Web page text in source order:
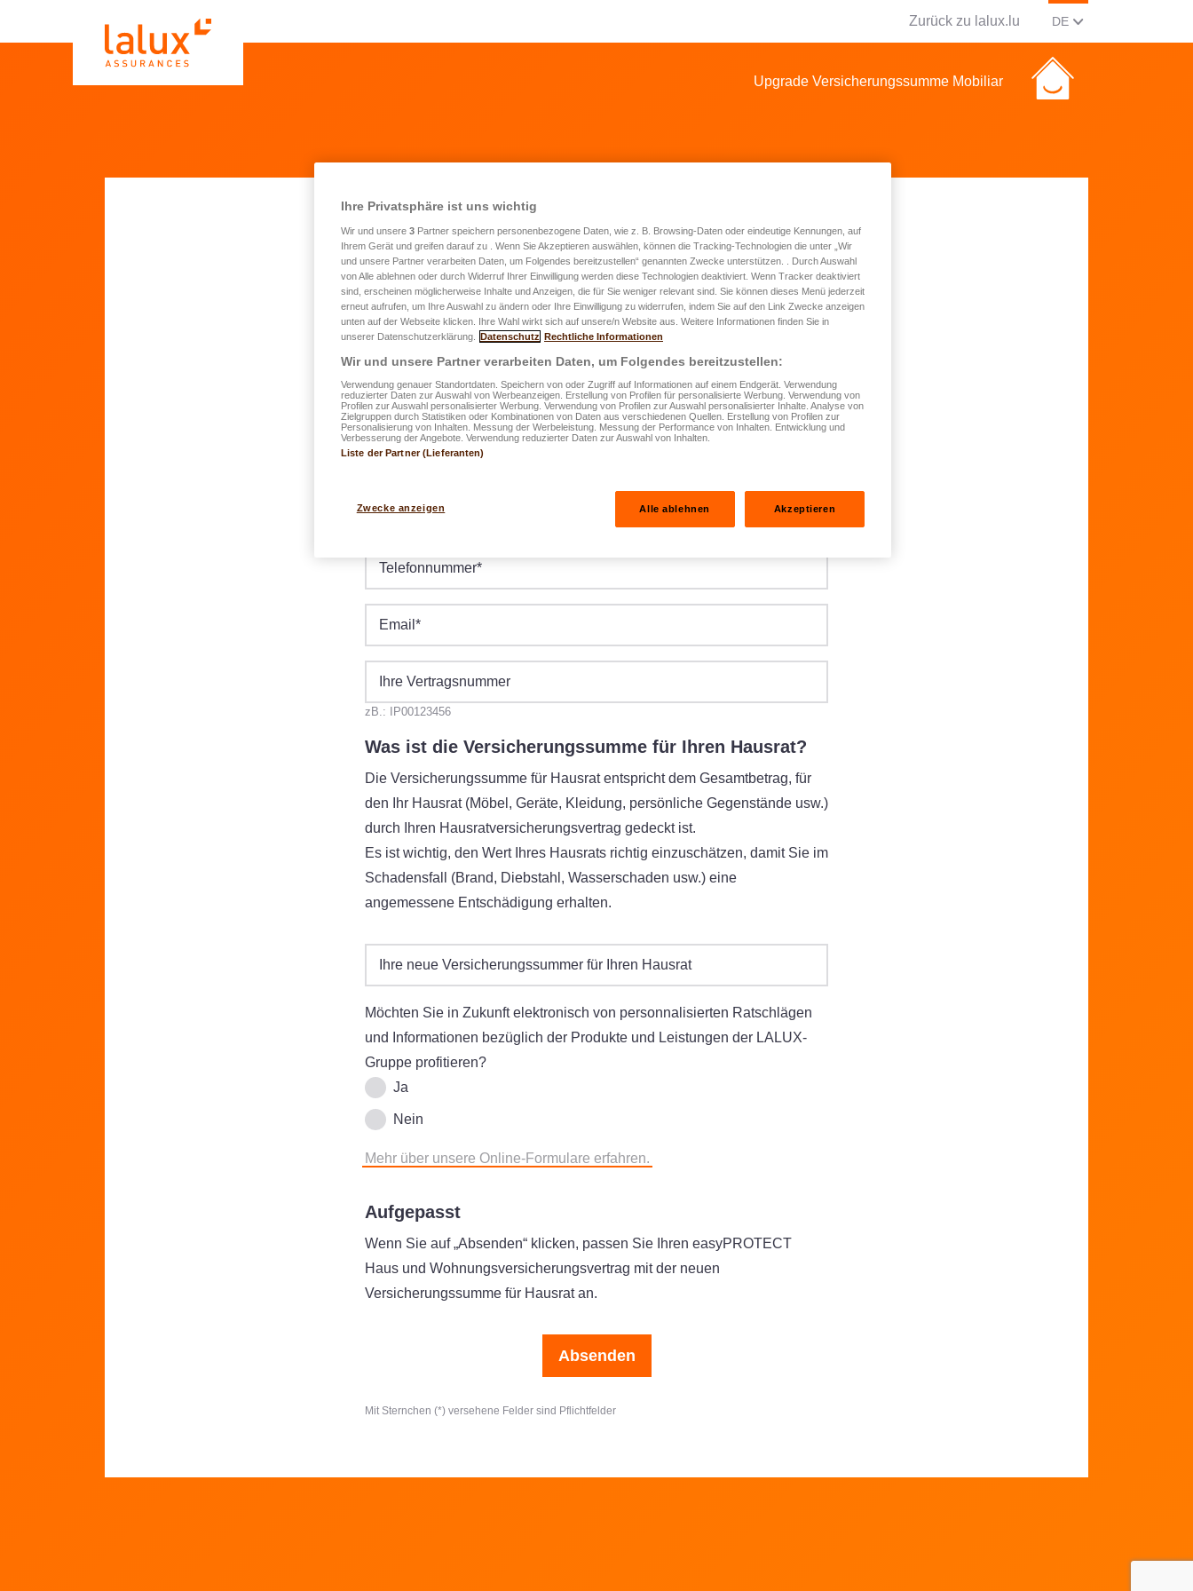
Zurück zu lalux.lu AKTUELLE SPRACHE
DE(DEUTSCH)
Upgrade Versicherungssumme Mobiliar
Aktualisierungsantrag für die
Versicherungssumme „Hausrat“
Vorname* Name
Straße/Nr.*
PLZ*
Geburtsdatum
Telefonnummer*
Email *
Ihre Vertragsnummer
zB.: IP00123456
Was ist die Versicherungssumme für Ihren Hausrat?
Die Versicherungssumme für Hausrat entspricht dem Gesamtbetrag, für
den Ihr Hausrat (Möbel, Geräte, Kleidung, persönliche Gegenstände usw.)
durch Ihren Hausratversicherungsvertrag gedeckt ist.
Es ist wichtig, den Wert Ihres Hausrats richtig einzuschätzen, damit Sie im
Schadensfall (Brand, Diebstahl, Wasserschaden usw.) eine
angemessene Entschädigung erhalten.
Ihre neue Versicherungssummer für Ihren Hausrat
Möchten Sie in Zukunft elektronisch von personnalisierten Ratschlägen
und Informationen bezüglich der Produkte und Leistungen der LALUX-
Gruppe profitieren?
Ja
Nein
Mehr über unsere Online-Formulare erfahren.
Aufgepasst
Wenn Sie auf „Absenden“ klicken, passen Sie Ihren easyPROTECT
Haus und Wohnungsversicherungsvertrag mit der neuen
Versicherungssumme für Hausrat an.
Absenden
Mit Sternchen (*) versehene Felder sind Pflichtfelder
Ihre Privatsphäre ist uns wichtig
Wir und unsere 3 Partner speichern personenbezogene Daten, wie z. B. Browsing-Daten oder eindeutige Kennungen, auf
Ihrem Gerät und greifen darauf zu . Wenn Sie Akzeptieren auswählen, können die Tracking-Technologien die unter „Wir
und unsere Partner verarbeiten Daten, um Folgendes bereitzustellen“ genannten Zwecke unterstützen. . Durch Auswahl
von Alle ablehnen oder durch Widerruf Ihrer Einwilligung werden diese Technologien deaktiviert. Wenn Tracker deaktiviert
sind, erscheinen möglicherweise Inhalte und Anzeigen, die für Sie weniger relevant sind. Sie können dieses Menü jederzeit
erneut aufrufen, um Ihre Auswahl zu ändern oder Ihre Einwilligung zu widerrufen, indem Sie auf den Link Zwecke anzeigen
unten auf der Webseite klicken. Ihre Wahl wirkt sich auf unsere/n Website aus. Weitere Informationen finden Sie in
unserer Datenschutzerklärung.
Datenschutz Rechtliche Informationen
Wir und unsere Partner verarbeiten Daten, um Folgendes bereitzustellen:
Verwendung genauer Standortdaten. Speichern von oder Zugriff auf Informationen auf einem Endgerät. Verwendung
reduzierter Daten zur Auswahl von Werbeanzeigen. Erstellung von Profilen für personalisierte Werbung. Verwendung von
Profilen zur Auswahl personalisierter Werbung. Verwendung von Profilen zur Auswahl personalisierter Inhalte. Analyse von
Zielgruppen durch Statistiken oder Kombinationen von Daten aus verschiedenen Quellen. Erstellung von Profilen zur
Personalisierung von Inhalten. Messung der Werbeleistung. Messung der Performance von Inhalten. Entwicklung und
Verbesserung der Angebote. Verwendung reduzierter Daten zur Auswahl von Inhalten.
Liste der Partner (Lieferanten)
Zwecke anzeigen Alle ablehnen Akzeptieren